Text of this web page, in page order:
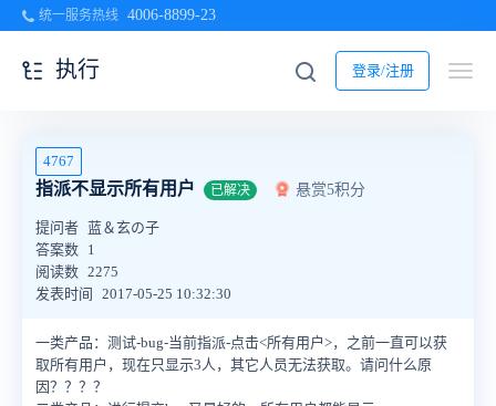
统一服务热线 4006-8899-23
登录/注册
执行
4767
指派不显示所有用户 已解决 悬赏5积分
提问者 蓝＆玄の子
答案数 1
阅读数 2275
发表时间
2017-05-25 10:32:30
一类产品：测试-bug-当前指派-点击<所有用户>，之前一直可以获
取所有用户，现在只显示3人，其它人员无法获取。请问什么原
因？？？？